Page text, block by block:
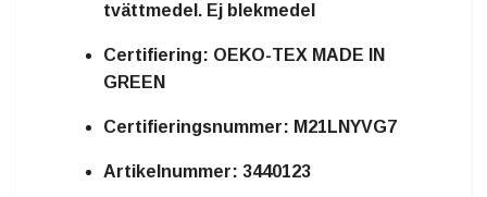
tvättmedel. Ej blekmedel
Certifiering: OEKO-TEX MADE IN
GREEN
Certifieringsnummer: M21LNYVG7
Artikelnummer: 3440123